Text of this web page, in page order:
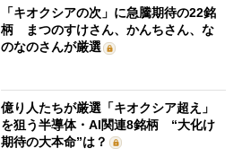
「キオクシアの次」に急騰期待の22銘
柄 まつのすけさん、かんちさん、な
のなのさんが厳選
億り人たちが厳選「キオクシア超え」
を狙う半導体・AI関連8銘柄 “大化け
期待の大本命”は？